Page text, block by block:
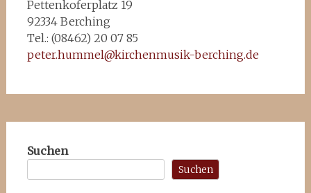
Pettenkoferplatz 19
92334 Berching
Tel.: (08462) 20 07 85
peter.hummel@kirchenmusik-berching.de
Suchen
Suchen